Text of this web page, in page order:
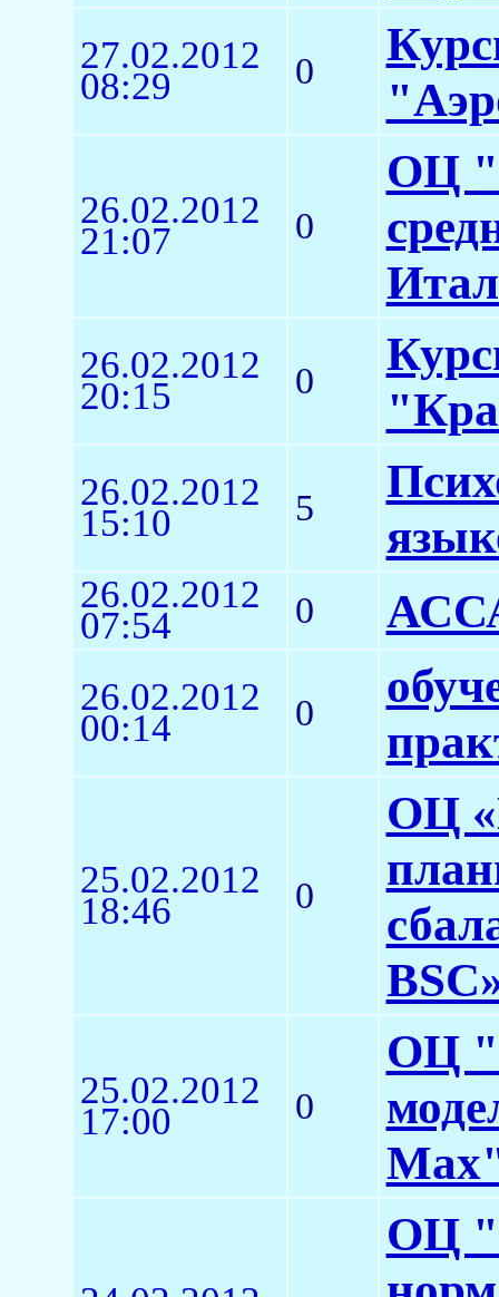
27.02.2012
08:29 0
26.02.2012
21:07 0
ОЦ
26.02.2012
20:15 0
26.02.2012
15:10 5
26.02.2012
07:54 0
26.02.2012
00:14 0
25.02.2012
18:46 0
ОЦ
25.02.2012
17:00 0
ОЦ
ОЦ